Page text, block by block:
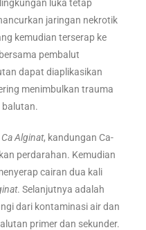
luka tetap
jaringan nekrotik
kemudian terserap ke
pembalut
dapat diaplikasikan
menimbulkan trauma
Ca Alginat, kandungan Ca-
perdarahan. Kemudian
cairan dua kali
. Selanjutnya adalah
dari kontaminasi air dan
primer dan sekunder.